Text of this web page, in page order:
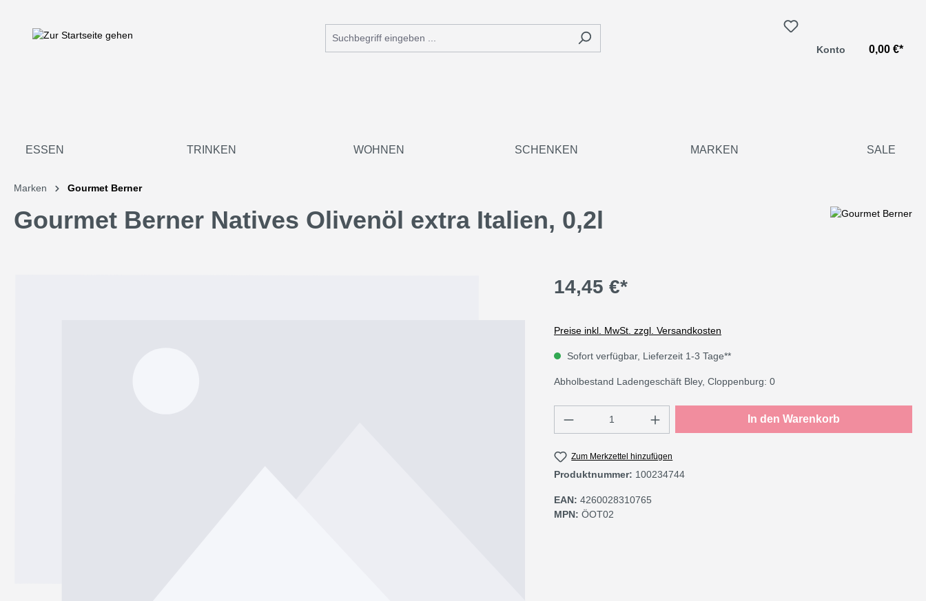
Konto 0,00 €*
ESSEN TRINKEN WOHNEN SCHENKEN MARKEN SALE
Marken Gourmet Berner
Gourmet Berner Natives Olivenöl extra Italien, 0,2l
14,45 €*
Preise inkl. MwSt. zzgl. Versandkosten
Sofort verfügbar, Lieferzeit 1-3 Tage**
Abholbestand Ladengeschäft Bley, Cloppenburg: 0
Produkt Anzahl: Gib den gewünschten Wert ein
In den Warenkorb
Zum Merkzettel hinzufügen
Produktnummer: 100234744
EAN: 4260028310765
MPN: ÖOT02